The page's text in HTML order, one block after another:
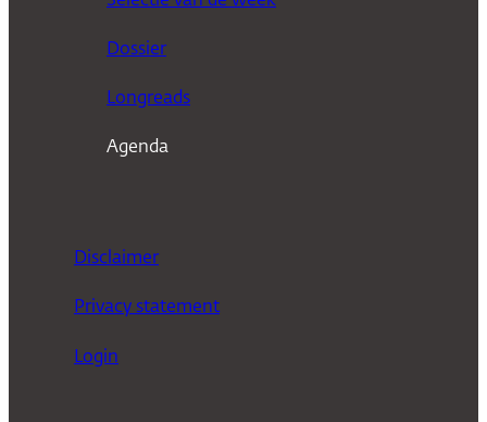
Dossier
Longreads
Agenda
Disclaimer
Privacy statement
Login